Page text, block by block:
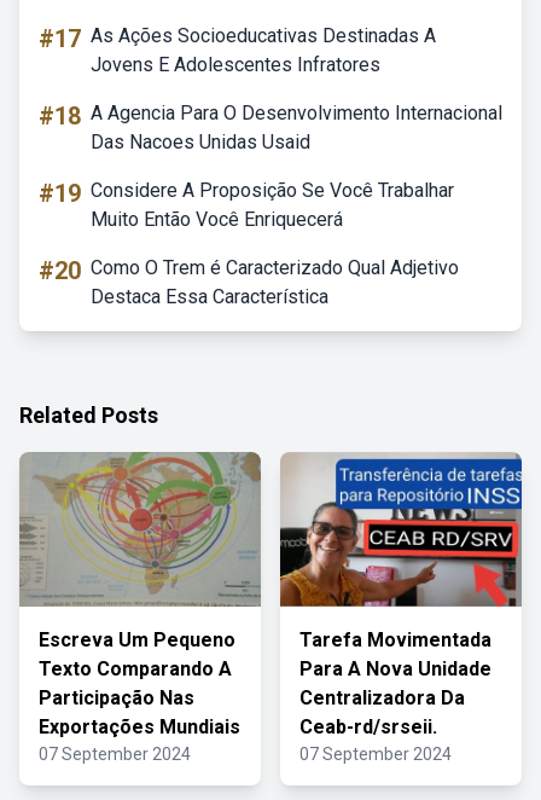
#17 As Ações Socioeducativas Destinadas A
Jovens E Adolescentes Infratores
#18 A Agencia Para O Desenvolvimento Internacional
Das Nacoes Unidas Usaid
#19 Considere A Proposição Se Você Trabalhar
Muito Então Você Enriquecerá
#20 Como O Trem é Caracterizado Qual Adjetivo
Destaca Essa Característica
Related Posts
Escreva Um Pequeno
Texto Comparando A
Participação Nas
Exportações Mundiais
07 September 2024
Tarefa Movimentada
Para A Nova Unidade
Centralizadora Da
Ceab-rd/srseii.
07 September 2024